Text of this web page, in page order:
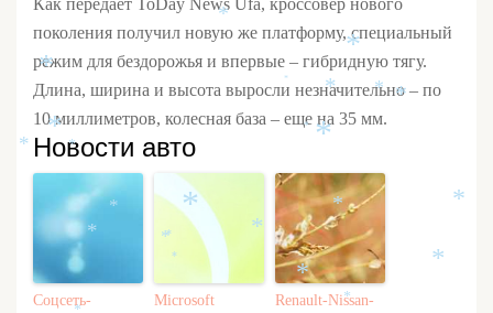
Как передает ToDay News Ufa, кроссовер нового
поколения получил новую же платформу, специальный
режим для бездорожья и впервые – гибридную тягу.
Длина, ширина и высота выросли незначительно – по
10 миллиметров, колесная база – еще на 35 мм.
Новости авто
Соцсеть-
Microsoft
Renault-Nissan-
*
*
*
*
*
*
*
*
*
*
*
*
*
*
*
*
*
*
*
*
*
*
*